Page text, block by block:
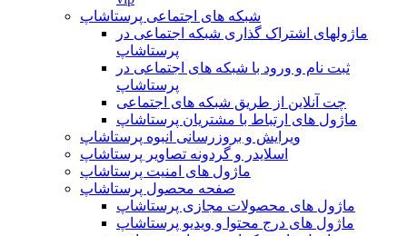
شبکه های اجتماعی پرستاشاپ
ماژولهای اشتراک‌ گذاری شبکه اجتماعی در
پرستاشاپ
ثبت نام و ورود با شبکه های اجتماعی در
پرستاشاپ
چت آنلاین از طریق شبکه های اجتماعی
ماژول های ارتباط با مشتریان پرستاشاپ
ویرایش و بروزرسانی انبوه پرستاشاپ
اسلایدر و گردونه تصاویر پرستاشاپ
ماژول های امنیت پرستاشاپ
صفحه محصول پرستاشاپ
ماژول های محصولات مجازی پرستاشاپ
ماژول های درج محتوا و ویدیو پرستاشاپ